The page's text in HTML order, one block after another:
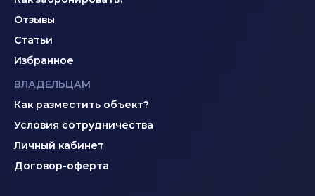
Отзывы
Статьи
Избранное
ВЛАДЕЛЬЦАМ
Как разместить объект?
Условия сотрудничества
Личный кабинет
Договор-оферта